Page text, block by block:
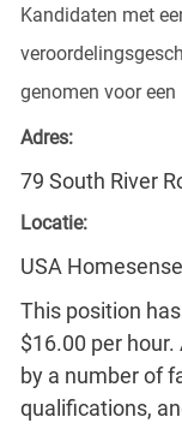
Kandidaten met
genomen voor een
Adres:
79 South River
Locatie:
USA
This position
$16.00 per
by a number of
qualifications,